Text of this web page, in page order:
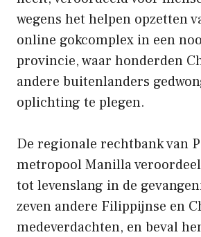
wegens het helpen opzetten
online gokcomplex in een
provincie, waar honderden
andere buitenlanders
oplichting te plegen.
De regionale rechtbank van
metropool Manilla
tot levenslang in de
zeven andere Filippijnse en
medeverdachten, en beval